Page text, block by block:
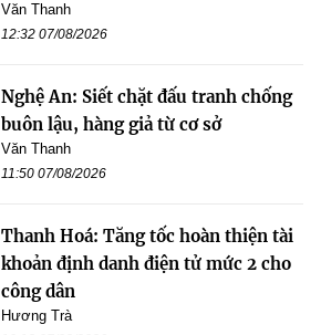
Văn Thanh
12:32 07/08/2026
Nghệ An: Siết chặt đấu tranh chống
buôn lậu, hàng giả từ cơ sở
Văn Thanh
11:50 07/08/2026
Thanh Hoá: Tăng tốc hoàn thiện tài
khoản định danh điện tử mức 2 cho
công dân
Hương Trà